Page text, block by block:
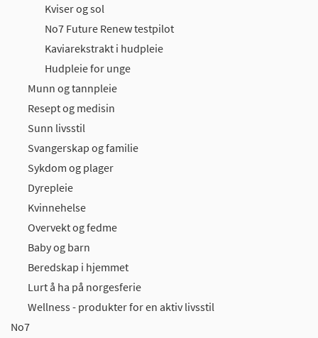
Kviser og sol
No7 Future Renew testpilot
Kaviarekstrakt i hudpleie
Hudpleie for unge
Munn og tannpleie
Resept og medisin
Sunn livsstil
Svangerskap og familie
Sykdom og plager
Dyrepleie
Kvinnehelse
Overvekt og fedme
Baby og barn
Beredskap i hjemmet
Lurt å ha på norgesferie
Wellness - produkter for en aktiv livsstil
No7